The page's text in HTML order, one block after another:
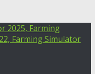
2025, Farming
Farming Simulator